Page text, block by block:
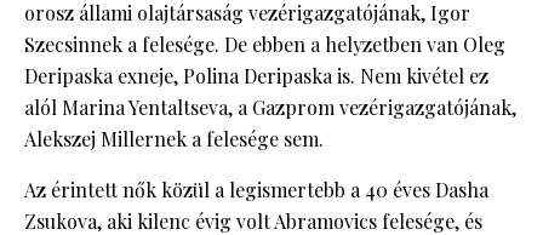
orosz állami olajtársaság vezérigazgatójának, Igor
Szecsinnek a felesége. De ebben a helyzetben van Oleg
Deripaska exneje, Polina Deripaska is. Nem kivétel ez
alól Marina Yentaltseva, a Gazprom vezérigazgatójának,
Alekszej Millernek a felesége sem.
Az érintett nők közül a legismertebb a 40 éves Dasha
Zsukova, aki kilenc évig volt Abramovics felesége, és